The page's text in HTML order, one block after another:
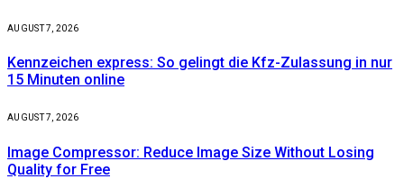
AUGUST 7, 2026
Kennzeichen express: So gelingt die Kfz-Zulassung in nur
15 Minuten online
AUGUST 7, 2026
Image Compressor: Reduce Image Size Without Losing
Quality for Free